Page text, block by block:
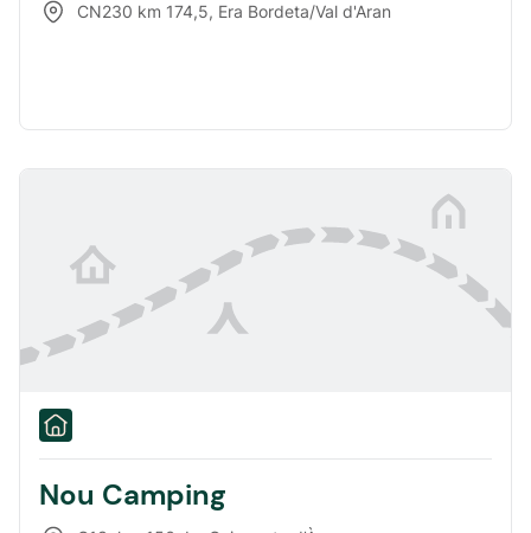
CN230 km 174,5, Era Bordeta/Val d'Aran
Nou Camping